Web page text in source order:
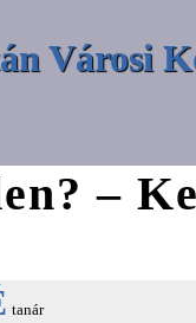
Városi
–
tanár